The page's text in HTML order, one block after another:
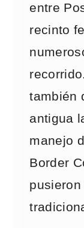
entre
recinto
también
antigua
manejo
Border